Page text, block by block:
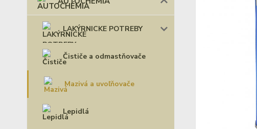
LAKÝRNICKE POTREBY
Čističe a odmastňovače
Mazivá a uvoľňovače
Lepidlá